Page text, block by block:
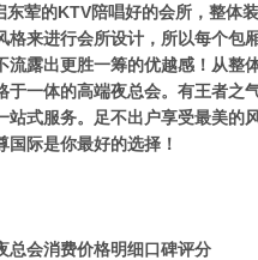
荤的KTV陪唱好的会所，整体
格来进行会所设计，所以每个包
流露出更胜一筹的优越感！从整
于一体的高端夜总会。有王者
站式服务。足不出户享受最美的
国际是你最好的选择！
总会消费价格明细口碑评分